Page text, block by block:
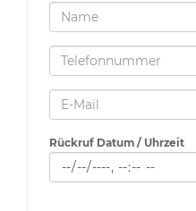
Rückruf Datum / Uhrzeit